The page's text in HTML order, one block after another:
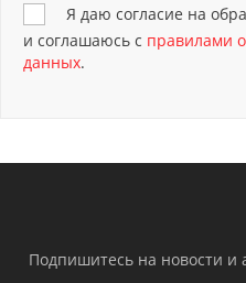
Я даю согласие на
и соглашаюсь с правилами
данных.
Подпишитесь на новости и